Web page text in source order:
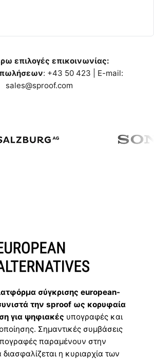
επιλογές επικοινωνίας:
: +43 50 423 | E-mail:
sales@sproof.com
σύγκρισης european-
την sproof ως κορυφαία
για ψηφιακές υπογραφές και
Σημαντικές συμβάσεις
παραμένουν στην
η κυριαρχία των